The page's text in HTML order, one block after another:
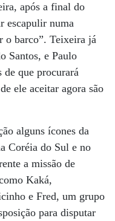
após a final do
escapulir numa
o barco”. Teixeira já
Santos, e Paulo
que procurará
ele aceitar agora são
alguns ícones da
Coréia do Sul e no
a missão de
Kaká,
e Fred, um grupo
para disputar